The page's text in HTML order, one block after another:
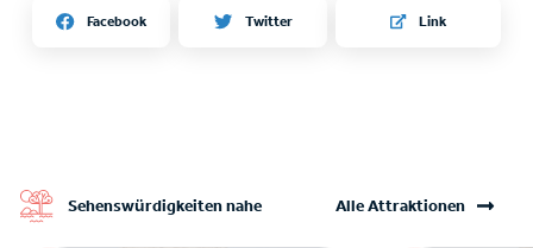
Facebook Twitter Link
Sehenswürdigkeiten nahe Alle Attraktionen